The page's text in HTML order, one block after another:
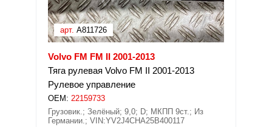
арт. A811726
Volvo FM FM II 2001-2013
Тяга рулевая Volvo FM II 2001-2013
Рулевое управление
OEM: 22159733
Грузовик.; Зелёный; 9,0; D; МКПП 9ст.; Из
Германии.; VIN:YV2J4CHA25B400117